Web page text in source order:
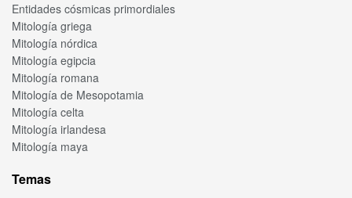
Entidades cósmicas primordiales
Mitología griega
Mitología nórdica
Mitología egipcia
Mitología romana
Mitología de Mesopotamia
Mitología celta
Mitología irlandesa
Mitología maya
Temas